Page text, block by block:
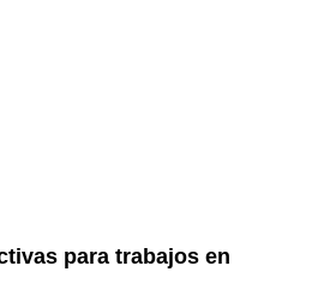
para trabajos en